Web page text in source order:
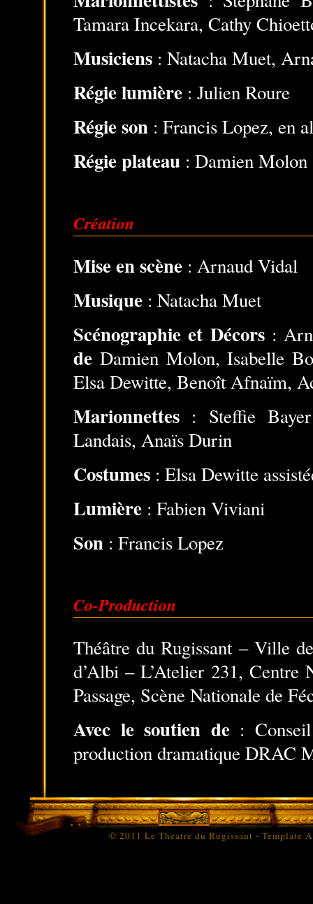
Tamara Incekara, Cathy
Musiciens : Natacha Muet,
Régie lumière : Julien Roure
Régie son : Francis Lopez, en
Régie plateau : Damien Molon
Création
Mise en scène : Arnaud Vidal
Musique : Natacha Muet
Scénographie et Décors:
de Damien Molon, Isabelle
Elsa Dewitte, Benoît Afnaïm,
Marionnettes : Steffie
Landais, Anaïs Durin
Costumes : Elsa Dewitte
Lumière : Fabien Viviani
Son : Francis Lopez
Co-Production
Théâtre du Rugissant – Ville
d’Albi – L’Atelier 231,
Passage, Scène Nationale de
Avec le soutien de: Conseil
production dramatique DRAC
© 2011 Le Theatre du Rugissant - Template